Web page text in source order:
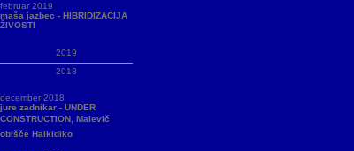
februar 2019
maša jazbec - HIBRIDIZACIJA
ŽIVOSTI
2019
2018
december 2018
jure zadnikar - UNDER
CONSTRUCTION, Malevič
obišče Halkidiko